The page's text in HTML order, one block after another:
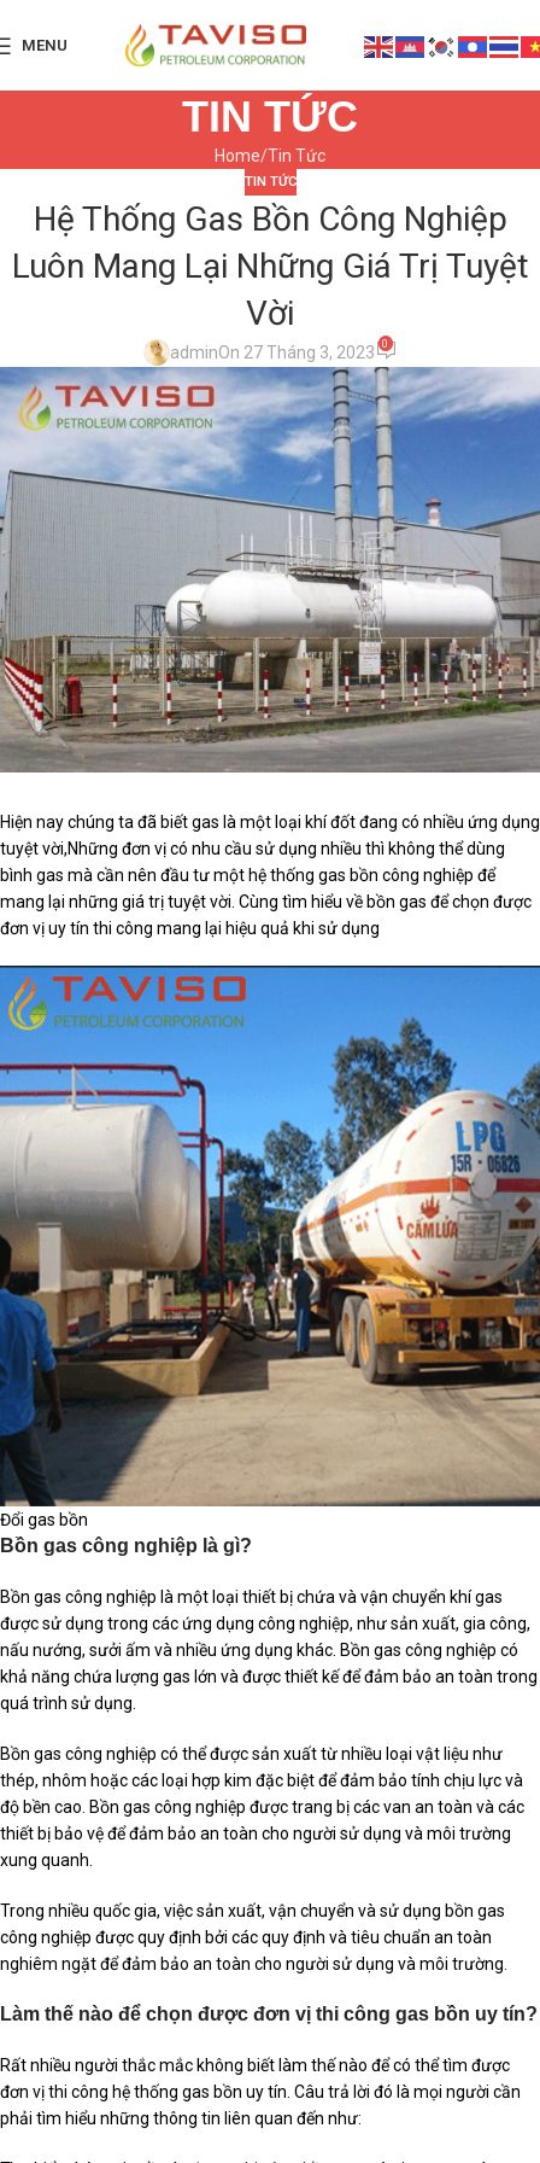
MENU
TIN TỨC
Home Tin Tức
TIN TỨC
Hệ Thống Gas Bồn Công Nghiệp
Luôn Mang Lại Những Giá Trị Tuyệt
Vời
adminOn 27 Tháng 3, 2023 0
Hiện nay chúng ta đã biết gas là một loại khí đốt đang có nhiều ứng dụng
tuyệt vời,Những đơn vị có nhu cầu sử dụng nhiều thì không thể dùng
bình gas mà cần nên đầu tư một hệ thống gas bồn công nghiệp để
mang lại những giá trị tuyệt vời. Cùng tìm hiểu về bồn gas để chọn được
đơn vị uy tín thi công mang lại hiệu quả khi sử dụng
Đổi gas bồn
Bồn gas công nghiệp là gì?
Bồn gas công nghiệp là một loại thiết bị chứa và vận chuyển khí gas
được sử dụng trong các ứng dụng công nghiệp, như sản xuất, gia công,
nấu nướng, sưởi ấm và nhiều ứng dụng khác. Bồn gas công nghiệp có
khả năng chứa lượng gas lớn và được thiết kế để đảm bảo an toàn trong
quá trình sử dụng.
Bồn gas công nghiệp có thể được sản xuất từ nhiều loại vật liệu như
thép, nhôm hoặc các loại hợp kim đặc biệt để đảm bảo tính chịu lực và
độ bền cao. Bồn gas công nghiệp được trang bị các van an toàn và các
thiết bị bảo vệ để đảm bảo an toàn cho người sử dụng và môi trường
xung quanh.
Trong nhiều quốc gia, việc sản xuất, vận chuyển và sử dụng bồn gas
công nghiệp được quy định bởi các quy định và tiêu chuẩn an toàn
nghiêm ngặt để đảm bảo an toàn cho người sử dụng và môi trường.
Làm thế nào để chọn được đơn vị thi công gas bồn uy tín?
Rất nhiều người thắc mắc không biết làm thế nào để có thể tìm được
đơn vị thi công hệ thống gas bồn uy tín. Câu trả lời đó là mọi người cần
phải tìm hiểu những thông tin liên quan đến như: